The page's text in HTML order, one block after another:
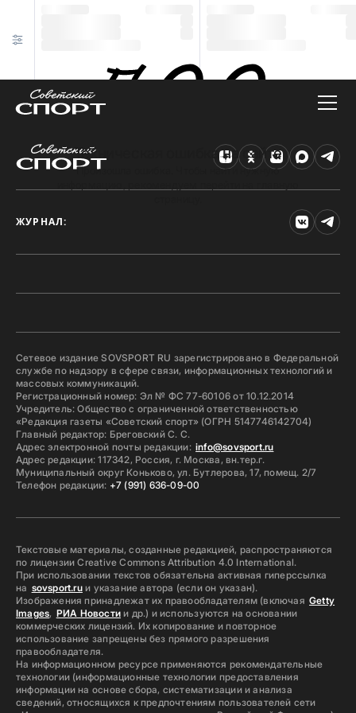
Техническая ошибка на сайте
Произошла ошибка. Чтобы найти нужную
ЖУРНАЛ:
Сетевое издание SOVSPORT RU зарегистрировано в Федеральной
службе по надзору в сфере связи, информационных технологий и
массовых коммуникаций.
Регистрационный номер: Эл № ФС 77-60106 от 10.12.2014
Учредитель: Общество с ограниченной ответственностью
«Редакция газеты «Советский спорт» (ОГРН 5147746142704)
Главный редактор: Бреговский С. С.
Адрес электронной почты редакции: info@sovsport.ru
Адрес редакции: 117342, Россия, г. Москва, вн.тер.г.
Муниципальный округ Коньково, ул. Бутлерова, 17, помещ. 2/7
Телефон редакции: +7 (991) 636-09-00
Текстовые материалы, созданные редакцией, распространяются
по лицензии Creative Commons Attribution 4.0 International.
При использовании текстов обязательна активная гиперссылка
на sovsport.ruи указание автора (если он указан).
Изображения принадлежат их правообладателям (включая Getty
Images, РИА Новостии др.) и используются на основании
коммерческих лицензий. Их копирование и повторное
использование запрещены без прямого разрешения
правообладателя.
На информационном ресурсе применяются рекомендательные
технологии (информационные технологии предоставления
информации на основе сбора, систематизации и анализа
сведений, относящихся к предпочтениям пользователей сети